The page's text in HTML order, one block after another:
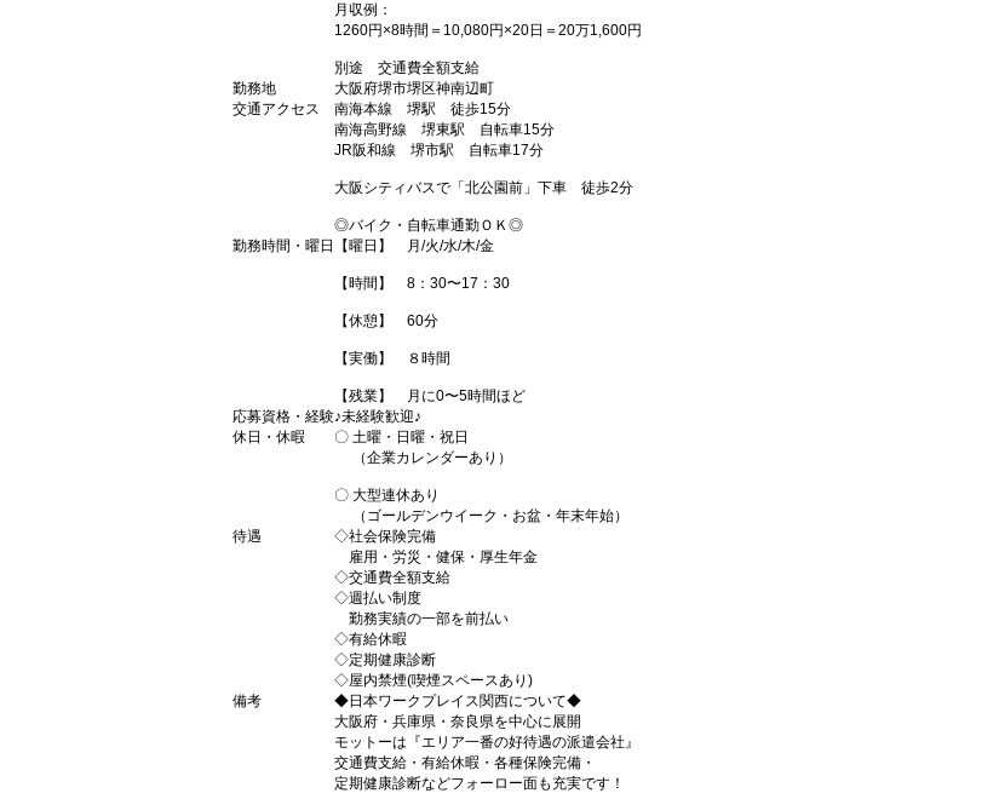
月収例：
1260円×8時間＝10,080円×20日＝20万1,600円
別途 交通費全額支給
勤務地
大阪府堺市堺区神南辺町
交通アクセス
南海本線 堺駅 徒歩15分
南海高野線 堺東駅 自転車15分
JR阪和線 堺市駅 自転車17分
大阪シティバスで「北公園前」下車 徒歩2分
◎バイク・自転車通勤ＯＫ◎
勤務時間・曜日
【曜日】 月/火/水/木/金
【時間】 8：30〜17：30
【休憩】 60分
【実働】 ８時間
【残業】 月に0〜5時間ほど
応募資格・経験♪未経験歓迎♪
休日・休暇
〇 土曜・日曜・祝日
（企業カレンダーあり）
〇 大型連休あり
（ゴールデンウイーク・お盆・年末年始）
待遇
◇社会保険完備
雇用・労災・健保・厚生年金
◇交通費全額支給
◇週払い制度
勤務実績の一部を前払い
◇有給休暇
◇定期健康診断
◇屋内禁煙(喫煙スペースあり)
備考
◆日本ワークプレイス関西について◆
大阪府・兵庫県・奈良県を中心に展開
モットーは『エリア一番の好待遇の派遣会社』
交通費支給・有給休暇・各種保険完備・
定期健康診断などフォーロー面も充実です！